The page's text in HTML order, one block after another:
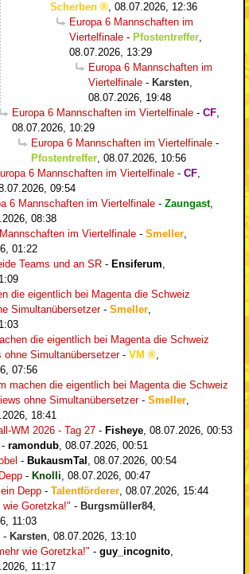
Scherben
, 08.07.2026, 12:36
Europa 6 Mannschaften im
Viertelfinale - Pfostentreffer,
08.07.2026, 13:29
Europa 6 Mannschaften im
Viertelfinale - Karsten,
08.07.2026, 19:48
Europa 6 Mannschaften im Viertelfinale - CF,
08.07.2026, 10:29
Europa 6 Mannschaften im Viertelfinale -
Pfostentreffer, 08.07.2026, 10:56
6 Mannschaften im Viertelfinale - CF,
09:54
6 Mannschaften im Viertelfinale - Zaungast,
08:38
im Viertelfinale - Smeller,
01:22
Teams und an SR - Ensiferum,
die eigentlich bei Magenta die Schweiz
Simultanübersetzer- Smeller,
die eigentlich bei Magenta die Schweiz
ohne Simultanübersetzer- VM
,
07:56
machen die eigentlich bei Magenta die Schweiz
ohne Simultanübersetzer- Smeller,
18:41
WM 2026 - Tag 27 - Fisheye, 08.07.2026, 00:53
- ramondub, 08.07.2026, 00:51
- BukausmTal , 08.07.2026, 00:54
- Knolli, 08.07.2026, 00:47
Depp - Talentförderer, 08.07.2026, 15:44
wie Goretzka!" - Burgsmüller84,
11:03
- Karsten, 08.07.2026, 13:10
wie Goretzka!" - guy_incognito,
11:17